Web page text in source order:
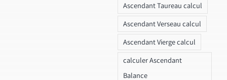
Ascendant Taureau calcul
Ascendant Verseau calcul
Ascendant Vierge calcul
calculer Ascendant
Balance